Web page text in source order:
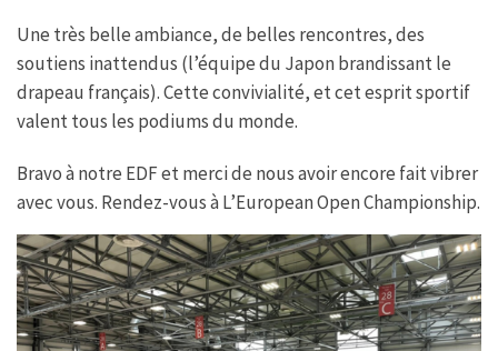
Une très belle ambiance, de belles rencontres, des
soutiens inattendus (l’équipe du Japon brandissant le
drapeau français). Cette convivialité, et cet esprit sportif
valent tous les podiums du monde.
Bravo à notre EDF et merci de nous avoir encore fait vibrer
avec vous. Rendez-vous à L’European Open Championship.